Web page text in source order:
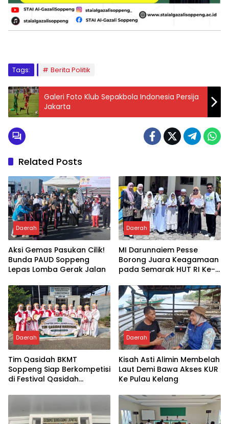
Tags: Berita Politik
Galeri Foto Klub Sepakbola Indonesia Persija
Jakarta
Related Posts
Daerah
Aksi Gemas Pasukan Cilik!
Bunda PAUD Soppeng
Lepas Lomba Gerak Jalan
Daerah
MI Darunnaiem Pesse
Borong Juara Keagamaan
pada Semarak HUT RI Ke-
Daerah
Tim Qasidah BKMT
Soppeng Siap Berkompetisi
di Festival Qasidah
Daerah
Kisah Asti Alimin Membelah
Laut Demi Bawa Akses KUR
Ke Pulau Kelang